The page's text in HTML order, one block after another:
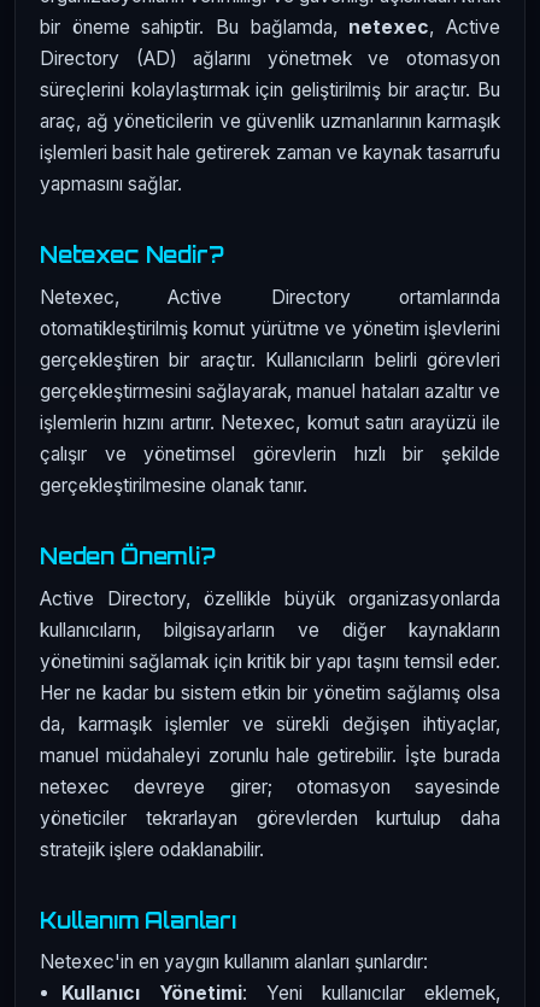
bir öneme sahiptir. Bu bağlamda, netexec, Active
Directory (AD) ağlarını yönetmek ve otomasyon
süreçlerini kolaylaştırmak için geliştirilmiş bir araçtır. Bu
araç, ağ yöneticilerin ve güvenlik uzmanlarının karmaşık
işlemleri basit hale getirerek zaman ve kaynak tasarrufu
yapmasını sağlar.
Netexec Nedir?
Netexec, Active Directory ortamlarında
otomatikleştirilmiş komut yürütme ve yönetim işlevlerini
gerçekleştiren bir araçtır. Kullanıcıların belirli görevleri
gerçekleştirmesini sağlayarak, manuel hataları azaltır ve
işlemlerin hızını artırır. Netexec, komut satırı arayüzü ile
çalışır ve yönetimsel görevlerin hızlı bir şekilde
gerçekleştirilmesine olanak tanır.
Neden Önemli?
Active Directory, özellikle büyük organizasyonlarda
kullanıcıların, bilgisayarların ve diğer kaynakların
yönetimini sağlamak için kritik bir yapı taşını temsil eder.
Her ne kadar bu sistem etkin bir yönetim sağlamış olsa
da, karmaşık işlemler ve sürekli değişen ihtiyaçlar,
manuel müdahaleyi zorunlu hale getirebilir. İşte burada
netexec devreye girer; otomasyon sayesinde
yöneticiler tekrarlayan görevlerden kurtulup daha
stratejik işlere odaklanabilir.
Kullanım Alanları
Netexec'in en yaygın kullanım alanları şunlardır:
Kullanıcı Yönetimi: Yeni kullanıcılar eklemek,